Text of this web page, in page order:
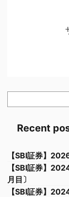
Recent
【SBI証券】
【SBI証券】
月目〕
【SBI証券】